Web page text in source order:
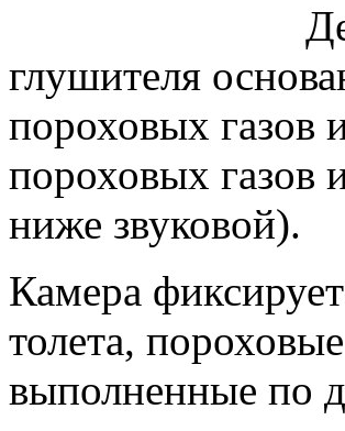
глушителя
пороховых газов
порохо­вых газов
ниже звуковой).
Камера
толета,
выполненные по